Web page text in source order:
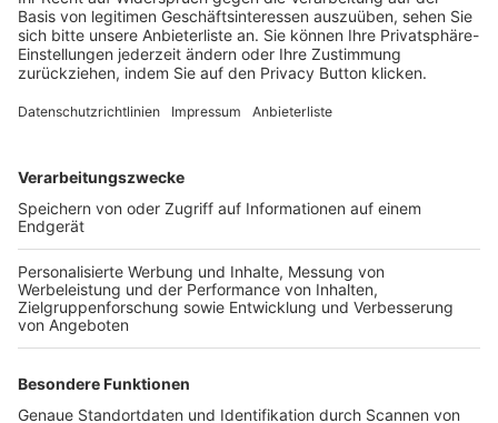
Login SpielPlus
FOLGE DEM BFV
TOP-VEREINE
TOP-PARTNER